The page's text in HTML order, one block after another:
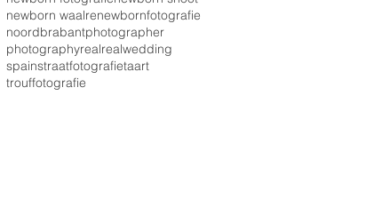
newborn waalrenewbornfotografie
noordbrabantphotographer
photographyrealrealwedding
spainstraatfotografietaart
trouffotografie